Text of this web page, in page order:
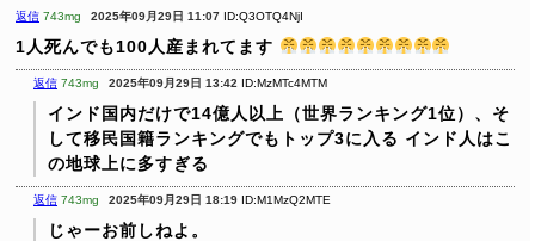
返信 743mg 2025年09月29日 11:07 ID:Q3OTQ4NjI
1人死んでも100人産まれてます
返信 743mg 2025年09月29日 13:42 ID:MzMTc4MTM
インド国内だけで14億人以上（世界ランキング1位）、そ
して移民国籍ランキングでもトップ3に入る インド人はこ
の地球上に多すぎる
返信 743mg 2025年09月29日 18:19 ID:M1MzQ2MTE
じゃーお前しねよ。